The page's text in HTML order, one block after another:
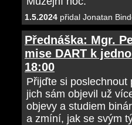
1.5.2024 přidal Jonatan
Přednáška: Mgr.
mise DART k
18:00
Přijďte si poslechnout
jich sám objevil už
objevy a studiem
a zmíní, jak se svým